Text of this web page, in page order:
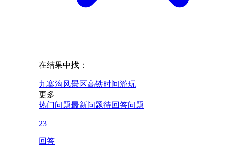
在结果中找：
九寨沟风景区高铁时间游玩
更多
热门问题最新问题待回答问题
23
回答